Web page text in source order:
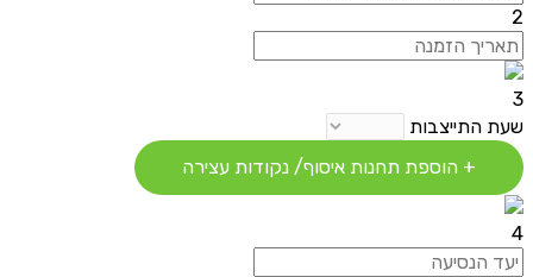
2
3
שעת התייצבות
+ הוספת תחנות איסוף/ נקודות עצירה
4